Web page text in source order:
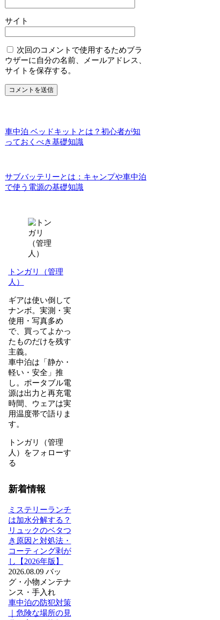
サイト
次回のコメントで使用するためブラ
ウザーに自分の名前、メールアドレス、
サイトを保存する。
車中泊 ベッドキットとは？初心者が知
っておくべき基礎知識
サブバッテリーとは：キャンプや車中泊
で使う電源の基礎知識
トンガリ（管理
人）
ギアは使い倒して
ナンボ。実測・実
使用・写真多め
で、買ってよかっ
たものだけを残す
主義。
車中泊は「静か・
軽い・安全」推
し。ポータブル電
源は出力と再充電
時間、ウェアは実
用温度帯で語りま
す。
トンガリ（管理
人）をフォローす
る
新着情報
ミステリーランチ
は加水分解する？
リュックのベタつ
き原因と対処法・
コーティング剥が
し【2026年版】
2026.08.09 バッ
グ・小物 メンテナ
ンス・手入れ
車中泊の防犯対策
｜危険な場所の見